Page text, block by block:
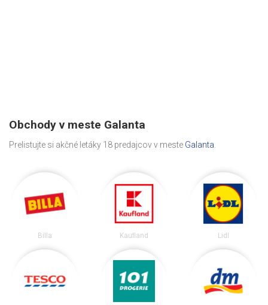
Obchody v meste Galanta
Prelistujte si akčné letáky 18 predajcov v meste Galanta
Billa Kaufland Lidl